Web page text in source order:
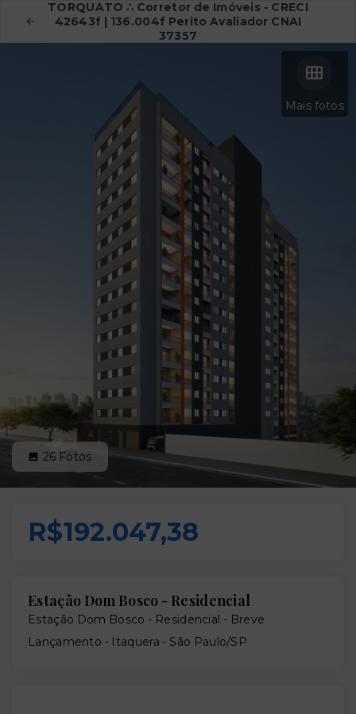
TORQUATO ∴ Corretor de Imóveis - CRECI
42643f | 136.004f Perito Avaliador CNAI
37357
Mais fotos
26 Fotos
R$192.047,38
Estação Dom Bosco - Residencial
Estação Dom Bosco - Residencial - Breve
Lançamento - Itaquera - São Paulo/SP